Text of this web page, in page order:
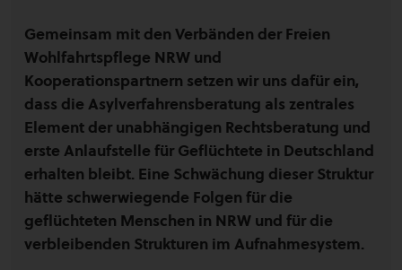
Gemeinsam mit den Verbänden der Freien
Wohlfahrtspflege NRW und
Kooperationspartnern setzen wir uns dafür ein,
dass die Asylverfahrensberatung als zentrales
Element der unabhängigen Rechtsberatung und
erste Anlaufstelle für Geflüchtete in Deutschland
erhalten bleibt. Eine Schwächung dieser Struktur
hätte schwerwiegende Folgen für die
geflüchteten Menschen in NRW und für die
verbleibenden Strukturen im Aufnahmesystem.